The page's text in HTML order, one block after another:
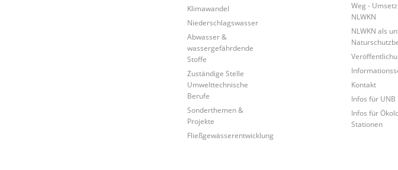
Klimawandel
Niederschlagswasser
Abwasser &
wassergefährdende
Stoffe
Zuständige Stelle
Umwelttechnische
Berufe
Sonderthemen &
Projekte
Fließgewässerentwicklung
Weg -
NLWKN
NLWKN als
Kontakt
Infos für UNB
Infos für
Stationen